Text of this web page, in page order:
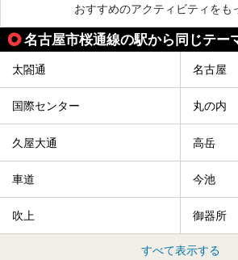
おすすめのアクティビティをも
名古屋市桜通線の駅から同じテー
太閤通 名古屋
国際センター 丸の内
久屋大通 高岳
車道 今池
吹上 御器所
すべて表示する